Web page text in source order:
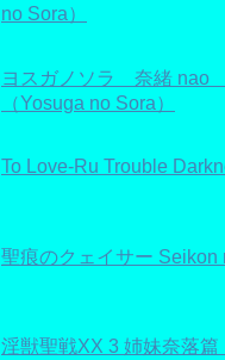
no Sora）
ヨスガノソラ 奈緒 nao
（Yosuga no Sora）
To Love-Ru Trouble
聖痕のクェイサー Seikon
淫獣聖戦XX 3 姉妹奈落